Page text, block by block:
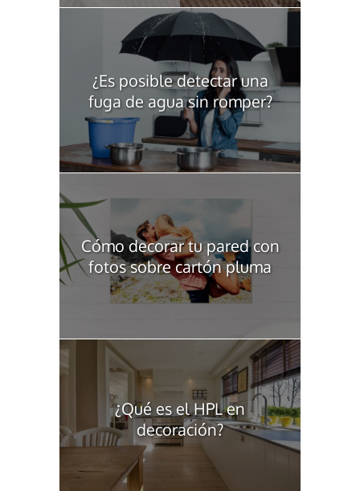
¿Es posible detectar una
fuga de agua sin romper?
Cómo decorar tu pared con
fotos sobre cartón pluma
¿Qué es el HPL en
decoración?